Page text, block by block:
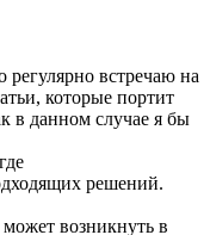
регулярно встречаю на
которые портит
в данном случае я бы
решений.
возникнуть в